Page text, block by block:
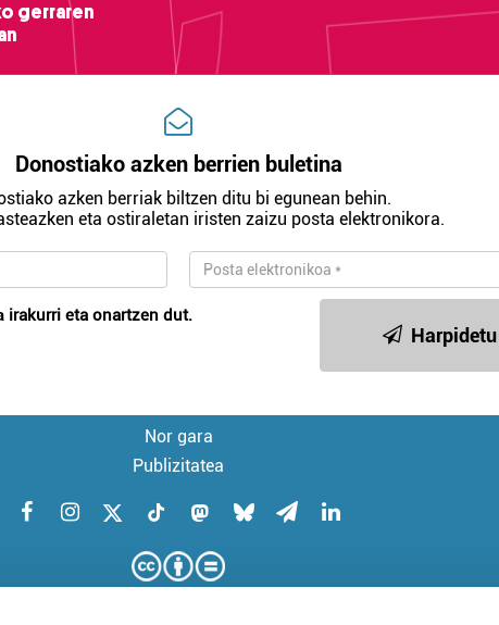
gerraren
Donostiako azken berrien buletina
azken berriak biltzen ditu bi egunean behin.
eta ostiraletan iristen zaizu posta elektronikora.
irakurri eta onartzen dut.
Harpidetu
Nor gara
Publizitatea